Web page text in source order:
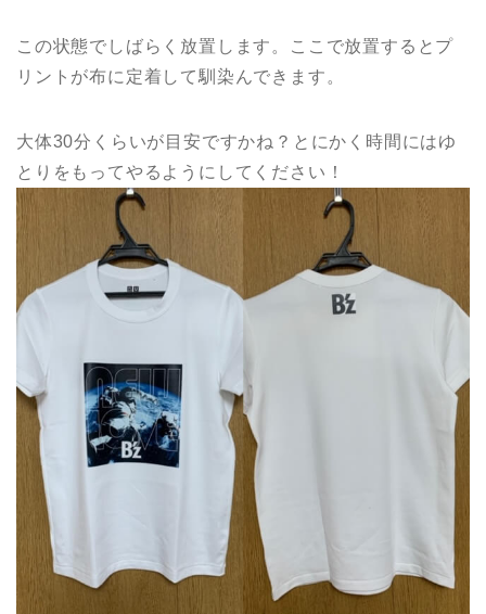
この状態でしばらく放置します。ここで放置するとプ
リントが布に定着して馴染んできます。
大体30分くらいが目安ですかね？とにかく時間にはゆ
とりをもってやるようにしてください！